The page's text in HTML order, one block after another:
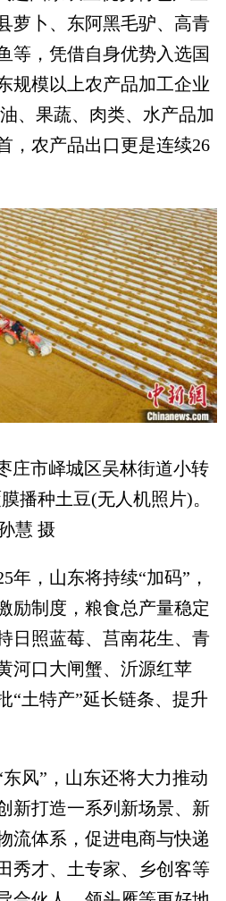
萝卜、东阿黑毛驴、高青
等，凭借自身优势入选国
规模以上农产品加工企业
、果蔬、肉类、水产品加
，农产品出口更是连续26
庄市峄城区吴林街道小转
播种土豆(无人机照片)。
慧 摄
，山东将持续“加码”，
励制度，粮食总产量稳定
日照蓝莓、莒南花生、青
河口大闸蟹、沂源红苹
“土特产”延长链条、提升
”，山东还将大力推动
新打造一系列新场景、新
流体系，促进电商与快递
秀才、土专家、乡创客等